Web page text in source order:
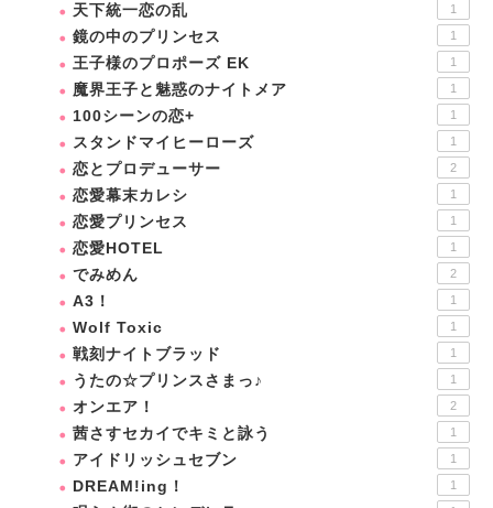
天下統一恋の乱 1
鏡の中のプリンセス 1
王子様のプロポーズ EK 1
魔界王子と魅惑のナイトメア 1
100シーンの恋+ 1
スタンドマイヒーローズ 1
恋とプロデューサー 2
恋愛幕末カレシ 1
恋愛プリンセス 1
恋愛HOTEL 1
でみめん 2
A3！ 1
Wolf Toxic 1
戦刻ナイトブラッド 1
うたの☆プリンスさまっ♪ 1
オンエア！ 2
茜さすセカイでキミと詠う 1
アイドリッシュセブン 1
DREAM!ing！ 1